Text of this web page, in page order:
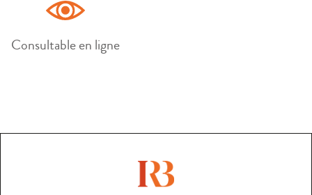
Consultable en ligne